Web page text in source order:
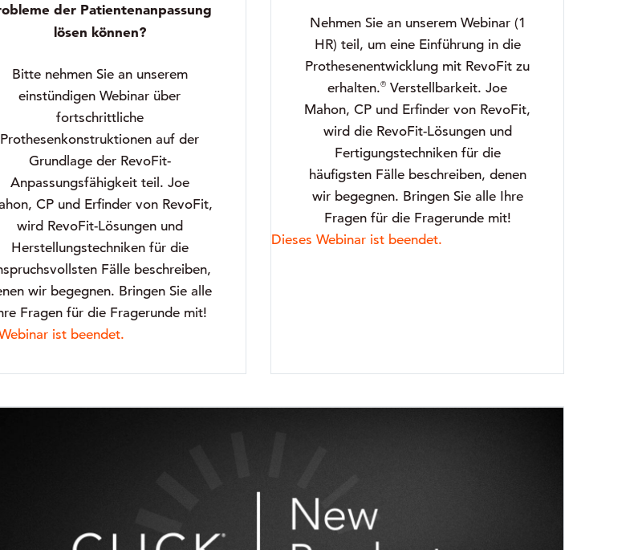
der Patientenanpassung
lösen können?
Bitte nehmen Sie an unserem
einstündigen Webinar über
fortschrittliche
Prothesenkonstruktionen auf der
Grundlage der RevoFit-
Anpassungsfähigkeit teil. Joe
CP und Erfinder von RevoFit,
wird RevoFit-Lösungen und
Herstellungstechniken für die
Fälle beschreiben,
wir begegnen. Bringen Sie alle
Fragen für die Fragerunde mit!
ist beendet.
Nehmen Sie an unserem Webinar (1
HR) teil, um eine Einführung in die
Prothesenentwicklung mit RevoFit zu
erhalten.® Verstellbarkeit. Joe
Mahon, CP und Erfinder von RevoFit,
wird die RevoFit-Lösungen und
Fertigungstechniken für die
häufigsten Fälle beschreiben, denen
wir begegnen. Bringen Sie alle Ihre
Fragen für die Fragerunde mit!
Dieses Webinar ist beendet.